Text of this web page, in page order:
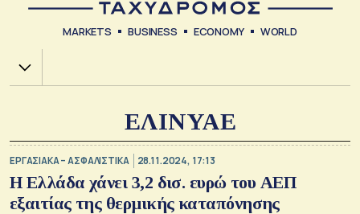
MARKETS BUSINESS ECONOMY WORLD
Χ.Α.
ΕΛΙΝΥΑΕ
ΕΡΓΑΣΙΑΚΑ – ΑΣΦΑΛΙΣΤΙΚΑ 28.11.2024, 17:13
Η Ελλάδα χάνει 3,2 δισ. ευρώ του ΑΕΠ
εξαιτίας της θερμικής καταπόνησης